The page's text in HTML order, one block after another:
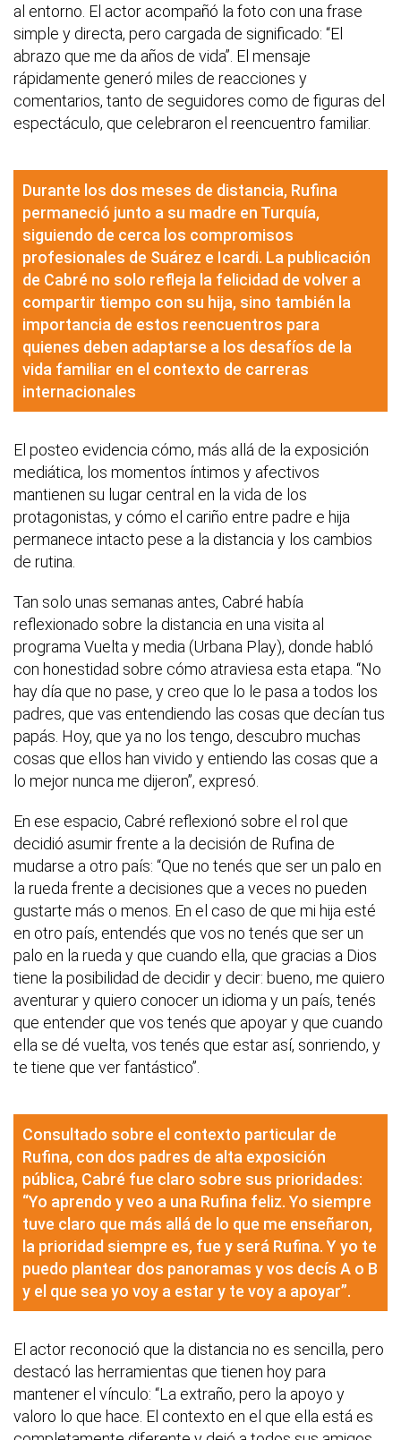
al entorno. El actor acompañó la foto con una frase
simple y directa, pero cargada de significado: “El
abrazo que me da años de vida”. El mensaje
rápidamente generó miles de reacciones y
comentarios, tanto de seguidores como de figuras del
espectáculo, que celebraron el reencuentro familiar.
Durante los dos meses de distancia, Rufina
permaneció junto a su madre en Turquía,
siguiendo de cerca los compromisos
profesionales de Suárez e Icardi. La publicación
de Cabré no solo refleja la felicidad de volver a
compartir tiempo con su hija, sino también la
importancia de estos reencuentros para
quienes deben adaptarse a los desafíos de la
vida familiar en el contexto de carreras
internacionales
El posteo evidencia cómo, más allá de la exposición
mediática, los momentos íntimos y afectivos
mantienen su lugar central en la vida de los
protagonistas, y cómo el cariño entre padre e hija
permanece intacto pese a la distancia y los cambios
de rutina.
Tan solo unas semanas antes, Cabré había
reflexionado sobre la distancia en una visita al
programa Vuelta y media (Urbana Play), donde habló
con honestidad sobre cómo atraviesa esta etapa. “No
hay día que no pase, y creo que lo le pasa a todos los
padres, que vas entendiendo las cosas que decían tus
papás. Hoy, que ya no los tengo, descubro muchas
cosas que ellos han vivido y entiendo las cosas que a
lo mejor nunca me dijeron”, expresó.
En ese espacio, Cabré reflexionó sobre el rol que
decidió asumir frente a la decisión de Rufina de
mudarse a otro país: “Que no tenés que ser un palo en
la rueda frente a decisiones que a veces no pueden
gustarte más o menos. En el caso de que mi hija esté
en otro país, entendés que vos no tenés que ser un
palo en la rueda y que cuando ella, que gracias a Dios
tiene la posibilidad de decidir y decir: bueno, me quiero
aventurar y quiero conocer un idioma y un país, tenés
que entender que vos tenés que apoyar y que cuando
ella se dé vuelta, vos tenés que estar así, sonriendo, y
te tiene que ver fantástico”.
Consultado sobre el contexto particular de
Rufina, con dos padres de alta exposición
pública, Cabré fue claro sobre sus prioridades:
“Yo aprendo y veo a una Rufina feliz. Yo siempre
tuve claro que más allá de lo que me enseñaron,
la prioridad siempre es, fue y será Rufina. Y yo te
puedo plantear dos panoramas y vos decís A o B
y el que sea yo voy a estar y te voy a apoyar”.
El actor reconoció que la distancia no es sencilla, pero
destacó las herramientas que tienen hoy para
mantener el vínculo: “La extraño, pero la apoyo y
valoro lo que hace. El contexto en el que ella está es